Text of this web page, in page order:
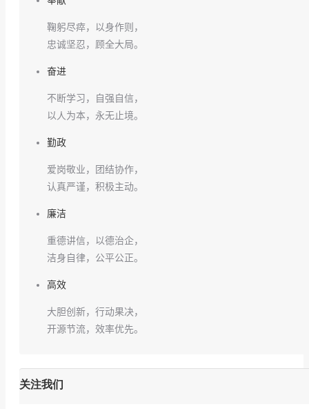
鞠躬尽瘁，以身作则，
忠诚坚忍，顾全大局。
奋进
不断学习，自强自信，
以人为本，永无止境。
勤政
爱岗敬业，团结协作，
认真严谨，积极主动。
廉洁
重德讲信，以德治企，
洁身自律，公平公正。
高效
大胆创新，行动果决，
开源节流，效率优先。
关注我们